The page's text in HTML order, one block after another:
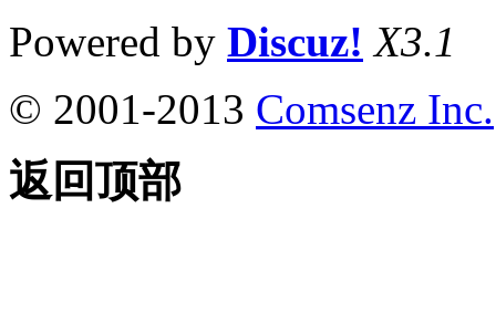
Powered by Discuz! X3.1
© 2001-2013 Comsenz Inc.
返回顶部